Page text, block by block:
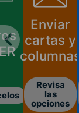
Enviar
cartas y
columnas
Revisa
las
opciones